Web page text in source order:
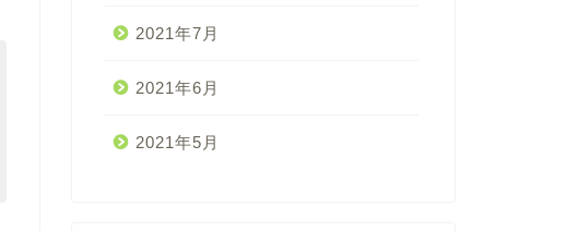
2021年7月
2021年6月
2021年5月